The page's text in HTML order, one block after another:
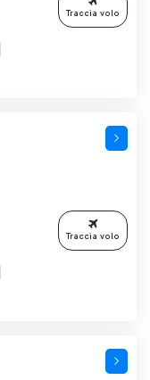
Traccia volo
Traccia volo